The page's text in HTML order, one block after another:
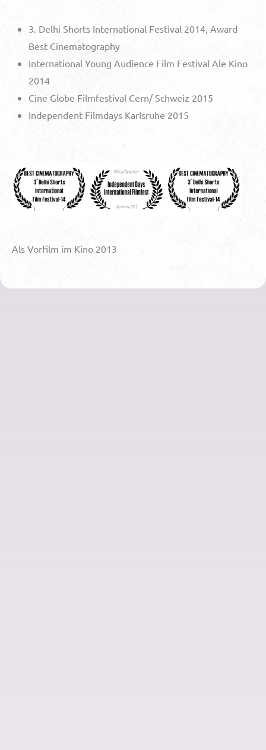
3. Delhi Shorts International Festival 2014, Award
Best Cinematography
International Young Audience Film Festival Ale Kino
2014
Cine Globe Filmfestival Cern/ Schweiz 2015
Independent Filmdays Karlsruhe 2015
Als Vorfilm im Kino 2013